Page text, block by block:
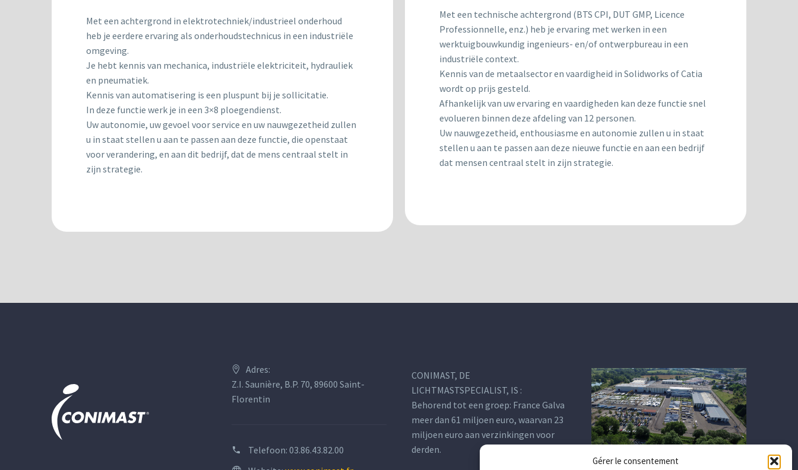
Gérer le consentement
Met een achtergrond in elektrotechniek/industrieel onderhoud
heb je eerdere ervaring als onderhoudstechnicus in een industriële
omgeving.
Je hebt kennis van mechanica, industriële elektriciteit, hydrauliek
en pneumatiek.
Kennis van automatisering is een pluspunt bij je sollicitatie.
In deze functie werk je in een 3×8 ploegendienst.
Uw autonomie, uw gevoel voor service en uw nauwgezetheid zullen
u in staat stellen u aan te passen aan deze functie, die openstaat
voor verandering, en aan dit bedrijf, dat de mens centraal stelt in
zijn strategie.
Met een technische achtergrond (BTS CPI, DUT GMP, Licence
Professionnelle, enz.) heb je ervaring met werken in een
werktuigbouwkundig ingenieurs- en/of ontwerpbureau in een
industriële context.
Kennis van de metaalsector en vaardigheid in Solidworks of Catia
wordt op prijs gesteld.
Afhankelijk van uw ervaring en vaardigheden kan deze functie snel
evolueren binnen deze afdeling van 12 personen.
Uw nauwgezetheid, enthousiasme en autonomie zullen u in staat
stellen u aan te passen aan deze nieuwe functie en aan een bedrijf
dat mensen centraal stelt in zijn strategie.
Adres:
Z.I. Saunière, B.P. 70, 89600 Saint-
Florentin
Telefoon: 03.86.43.82.00
CONIMAST, DE
LICHTMASTSPECIALIST, IS :
Behorend tot een groep: France Galva
meer dan 61 miljoen euro, waarvan 23
miljoen euro aan verzinkingen voor
derden.